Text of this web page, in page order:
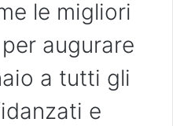
le migliori
augurare
a tutti gli
e